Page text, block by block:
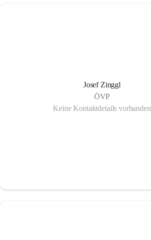
Josef Zinggl
ÖVP
Keine Kontaktdetails vorhanden